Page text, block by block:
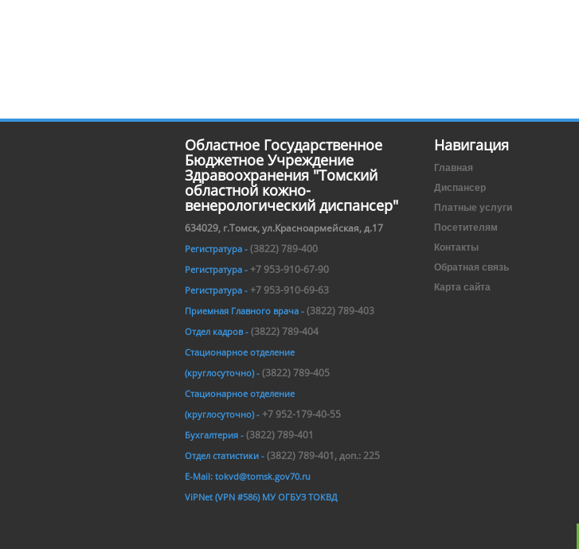
Областное Государственное
Бюджетное Учреждение
Здравоохранения "Томский
областной кожно-
венерологический диспансер"
634029, г.Томск, ул.Красноармейская, д.17
Регистратура - (3822) 789-400
Регистратура - +7 953-910-67-90
Регистратура - +7 953-910-69-63
Приемная Главного врача - (3822) 789-403
Отдел кадров - (3822) 789-404
Стационарное отделение
(круглосуточно) - (3822) 789-405
Стационарное отделение
(круглосуточно) - +7 952-179-40-55
Бухгалтерия - (3822) 789-401
Отдел статистики - (3822) 789-401, доп.: 225
E-Mail: tokvd@tomsk.gov70.ru
ViPNet (VPN #586) МУ ОГБУЗ ТОКВД
Навигация
Главная
Диспансер
Платные услуги
Посетителям
Контакты
Обратная связь
Карта сайта